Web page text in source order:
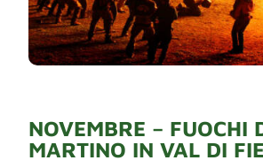
NOVEMBRE – FUOCHI
MARTINO IN VAL DI